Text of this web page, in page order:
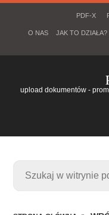
PDF-X
O NAS JAK TO DZIAŁA?
upload dokumentów -